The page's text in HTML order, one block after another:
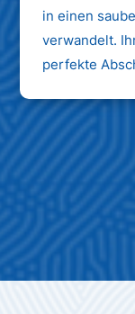
in einen
verwandelt.
perfekte